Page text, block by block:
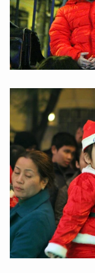
Hãy hỏi
An Ninh